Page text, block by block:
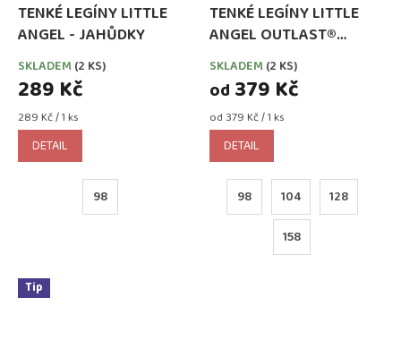
TENKÉ LEGÍNY LITTLE
ANGEL - JAHŮDKY
SKLADEM (2 KS)
289 Kč
Měrná
cena:
289 Kč / 1 ks
DETAIL
98
TENKÉ LEGÍNY LITTLE
ANGEL OUTLAST®
ČERNÉ
SKLADEM (2 KS)
od 379 Kč
Měrná
cena:
od 379 Kč / 1 ks
DETAIL
98 104 128
158
Tip